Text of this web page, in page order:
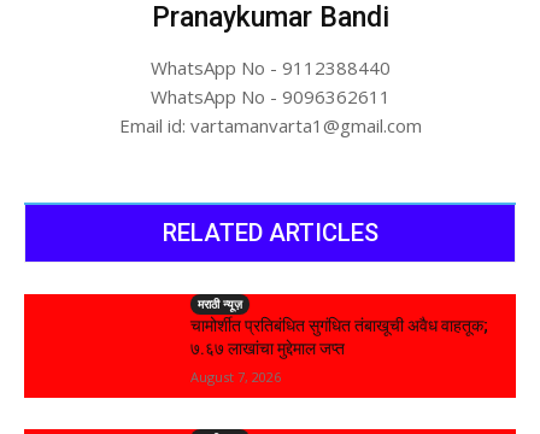
Pranaykumar Bandi
WhatsApp No - 9112388440
WhatsApp No - 9096362611
Email id: vartamanvarta1@gmail.com
RELATED ARTICLES
मराठी न्यूज़
चामोर्शीत प्रतिबंधित सुगंधित तंबाखूची अवैध वाहतूक;
₹७.६७ लाखांचा मुद्देमाल जप्त
August 7, 2026